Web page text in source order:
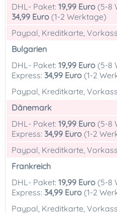
DHL- Paket: 19,99 Euro (5-8
34,99 Euro (1-2 Werktage)
Paypal, Kreditkarte,
Bulgarien
DHL- Paket: 19,99 Euro (5-8
Express: 34,99 Euro (1-2
Paypal, Kreditkarte,
Dänemark
DHL- Paket: 19,99 Euro (5-8
Express: 34,99 Euro (1-2
Paypal, Kreditkarte,
Frankreich
DHL- Paket: 19,99 Euro (5-8
Express: 34,99 Euro (1-2
Paypal, Kreditkarte,